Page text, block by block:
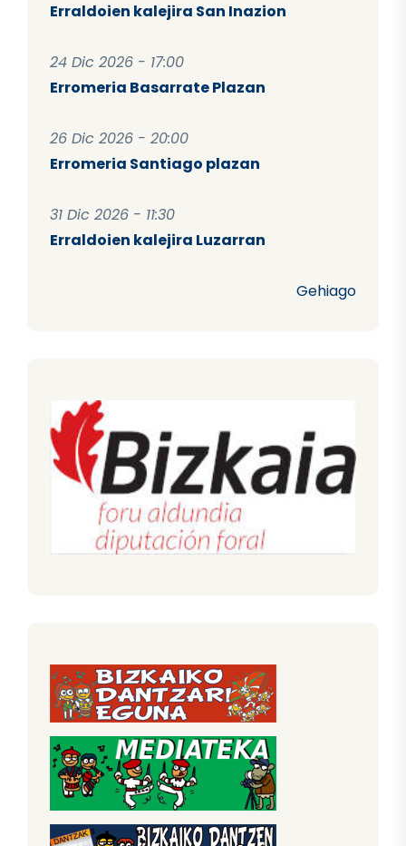
Erraldoien kalejira San Inazion
24 Dic 2026 - 17:00
Erromeria Basarrate Plazan
26 Dic 2026 - 20:00
Erromeria Santiago plazan
31 Dic 2026 - 11:30
Erraldoien kalejira Luzarran
Gehiago